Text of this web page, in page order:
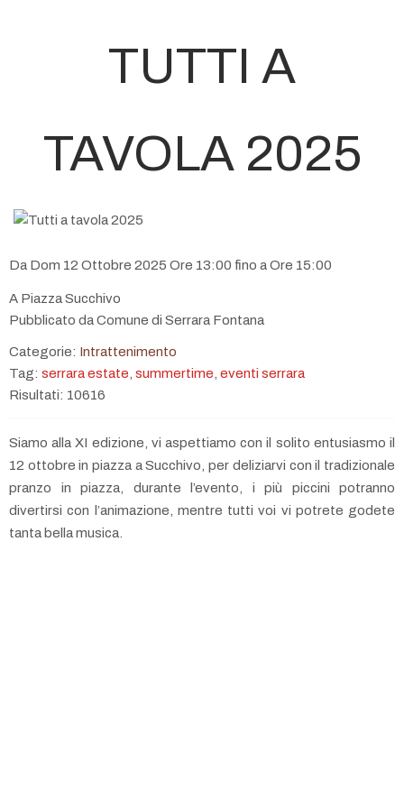
TUTTI A
TAVOLA 2025
Da Dom 12 Ottobre 2025 Ore 13:00 fino a Ore 15:00
A Piazza Succhivo
Pubblicato da Comune di Serrara Fontana
Categorie: Intrattenimento
Tag: serrara estate summertime eventi serrara
Risultati: 10616
Siamo alla XI edizione, vi aspettiamo con il solito entusiasmo il
12 ottobre in piazza a Succhivo, per deliziarvi con il tradizionale
pranzo in piazza, durante l’evento, i più piccini potranno
divertirsi con l’animazione, mentre tutti voi vi potrete godete
tanta bella musica.